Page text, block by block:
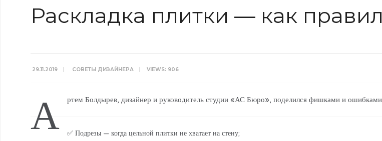
Раскладка плитки — как
29.11.2019 | СОВЕТЫ ДИЗАЙНЕРА | VIEWS: 906
А ртем Болдырев, дизайнер и руководитель студии «АС Бюро», поделился фишками и ошибками
✅ Подрезы — когда цельной плитки не хватает на стену;